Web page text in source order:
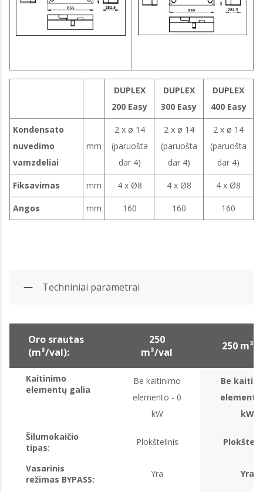
DUPLEX
200 Easy
DUPLEX
300 Easy
DUPLEX
400 Easy
Kondensato
nuvedimo
vamzdeliai
mm
2 x ø 14
(paruošta
dar 4)
2 x ø 14
(paruošta
dar 4)
2 x ø 14
(paruošta
dar 4)
Fiksavimas mm 4 x Ø8 4 x Ø8 4 x Ø8
Angos mm 160 160 160
Techniniai parametrai
Oro srautas
(m³/val):
250
m³/val
250 m³/
Kaitinimo
elementų galia
Be kaitinimo
elemento - 0
kW
Be
elemento
kW
Šilumokaičio
tipas:
Plokštelinis
Vasarinis
režimas BYPASS:
Yra Yra